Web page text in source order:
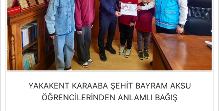
YAKAKENT KARAABA ŞEHİT BAYRAM AKSU
ÖĞRENCİLERİNDEN ANLAMLI BAĞIŞ